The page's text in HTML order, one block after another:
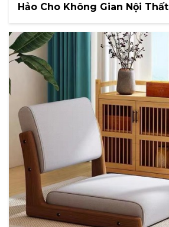
Hảo Cho Không Gian Nội Thất